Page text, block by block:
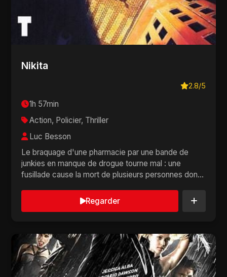
Nikita
2.8/5
1h 57min
Action, Policier, Thriller
Luc Besson
Le braquage d'une pharmacie par une bande de
junkies en manque de drogue tourne mal : une
fusillade cause la mort de plusieurs personnes dont
Regarder